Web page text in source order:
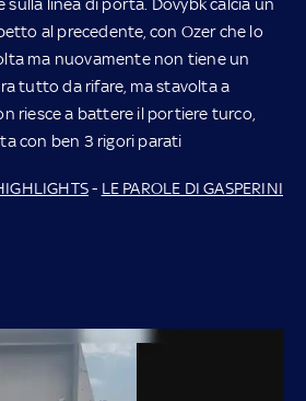
al precedente, con Ozer che lo
ma nuovamente non tiene un
tutto da rifare, ma stavolta a
riesce a battere il portiere turco,
con ben 3 rigori parati
- LE PAROLE DI GASPERINI